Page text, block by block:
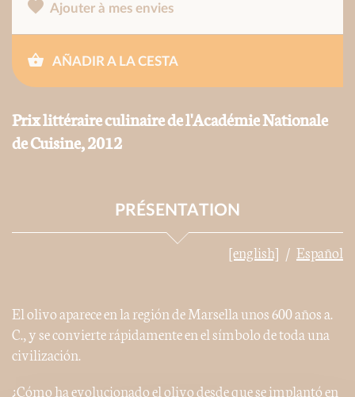
Ajouter à mes envies
AÑADIR A LA CESTA
Prix littéraire culinaire de l'Académie Nationale
de Cuisine, 2012
PRÉSENTATION
[english] Español
El olivo aparece en la región de Marsella unos 600 años a.
C., y se convierte rápidamente en el símbolo de toda una
civilización.
¿Cómo ha evolucionado el olivo desde que se implantó en